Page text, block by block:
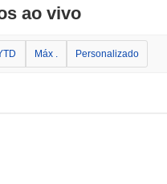
ao vivo
Máx . Personalizado